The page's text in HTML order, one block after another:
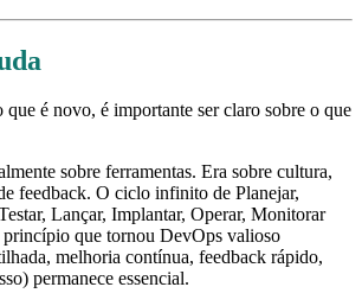
que é novo, é importante ser claro sobre o que
sobre ferramentas. Era sobre cultura,
feedback. O ciclo infinito de Planejar,
Lançar, Implantar, Operar, Monitorar
princípio que tornou DevOps valioso
melhoria contínua, feedback rápido,
permanece essencial.